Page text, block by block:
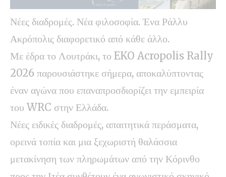
Νέες διαδρομές. Νέα φιλοσοφία. Ένα Ράλλυ
Ακρόπολις διαφορετικό από κάθε άλλο.
Με έδρα το Λουτράκι, το EKO Acropolis Rally
2026 παρουσιάστηκε σήμερα, αποκαλύπτοντας
έναν αγώνα που επαναπροσδιορίζει την εμπειρία
του WRC στην Ελλάδα.
Νέες ειδικές διαδρομές, απαιτητικά περάσματα,
ορεινά τοπία και μια ξεχωριστή θαλάσσια
μετακίνηση των πληρωμάτων από την Κόρινθο